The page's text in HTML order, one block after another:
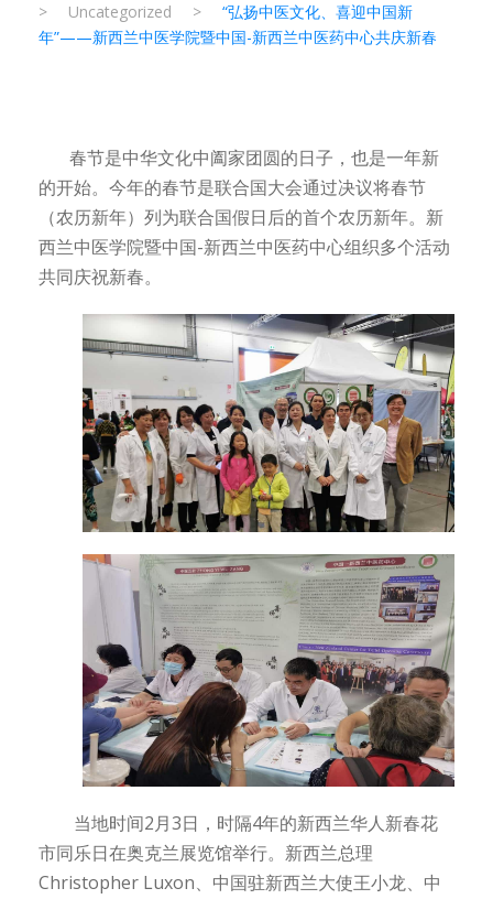
>
Uncategorized >
“弘扬中医文化、喜迎中国新
年”——新西兰中医学院暨中国-新西兰中医药中心共庆新春
春节是中华文化中阖家团圆的日子，也是一年新
的开始。今年的春节是联合国大会通过决议将春节
（农历新年）列为联合国假日后的首个农历新年。新
西兰中医学院暨中国-新西兰中医药中心组织多个活动
共同庆祝新春。
当地时间2月3日，时隔4年的新西兰华人新春花
市同乐日在奥克兰展览馆举行。新西兰总理
Christopher Luxon、中国驻新西兰大使王小龙、中